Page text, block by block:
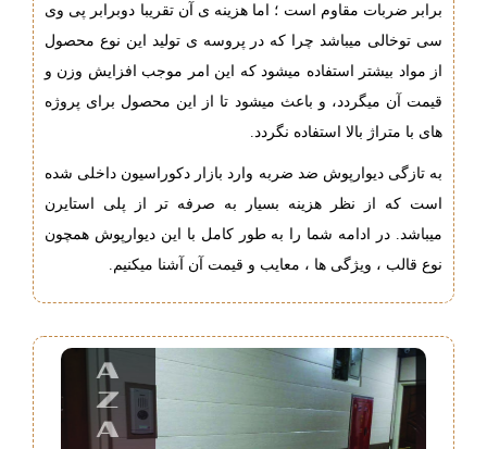
برابر ضربات مقاوم است ؛ اما هزینه ی آن تقریبا دوبرابر پی وی
سی توخالی میباشد چرا که در پروسه ی تولید این نوع محصول
از مواد بیشتر استفاده میشود که این امر موجب افزایش وزن و
قیمت آن میگردد، و باعث میشود تا از این محصول برای پروژه
های با متراژ بالا استفاده نگردد.
به تازگی دیوارپوش ضد ضربه وارد بازار دکوراسیون داخلی شده
است که از نظر هزینه بسیار به صرفه تر از پلی استایرن
میباشد. در ادامه شما را به طور کامل با این دیوارپوش همچون
نوع قالب ، ویژگی ها ، معایب و قیمت آن آشنا میکنیم.